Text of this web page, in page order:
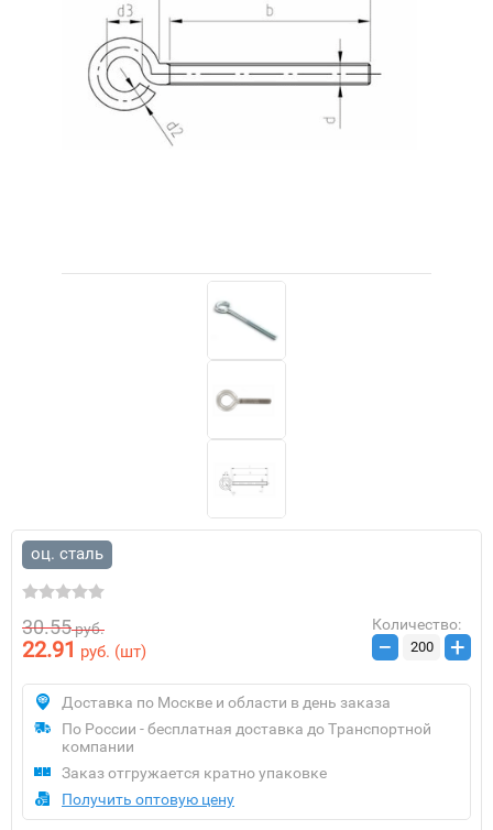
оц. сталь
30.55руб.
22.91 руб. (шт)
Количество:
− +
Доставка по Москве и области в день заказа
По России - бесплатная доставка до Транспортной
компании
Заказ отгружается кратно упаковке
Получить оптовую цену